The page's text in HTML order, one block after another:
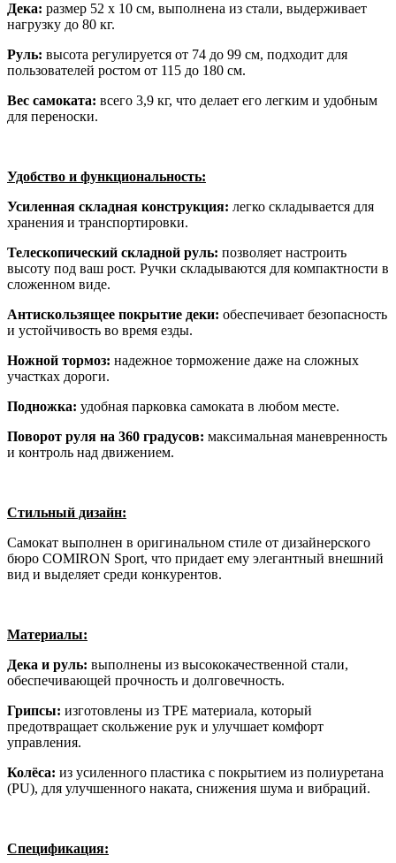
Дека: размер 52 х 10 см, выполнена из стали, выдерживает
нагрузку до 80 кг.
Руль: высота регулируется от 74 до 99 см, подходит для
пользователей ростом от 115 до 180 см.
Вес самоката: всего 3,9 кг, что делает его легким и удобным
для переноски.
Удобство и функциональность:
Усиленная складная конструкция: легко складывается для
хранения и транспортировки.
Телескопический складной руль: позволяет настроить
высоту под ваш рост. Ручки складываются для компактности в
сложенном виде.
Антискользящее покрытие деки: обеспечивает безопасность
и устойчивость во время езды.
Ножной тормоз: надежное торможение даже на сложных
участках дороги.
Подножка: удобная парковка самоката в любом месте.
Поворот руля на 360 градусов: максимальная маневренность
и контроль над движением.
Стильный дизайн:
Самокат выполнен в оригинальном стиле от дизайнерского
бюро COMIRON Sport, что придает ему элегантный внешний
вид и выделяет среди конкурентов.
Материалы:
Дека и руль: выполнены из высококачественной стали,
обеспечивающей прочность и долговечность.
Грипсы: изготовлены из TPE материала, который
предотвращает скольжение рук и улучшает комфорт
управления.
Колёса: из усиленного пластика с покрытием из полиуретана
(PU), для улучшенного наката, снижения шума и вибраций.
Спецификация: